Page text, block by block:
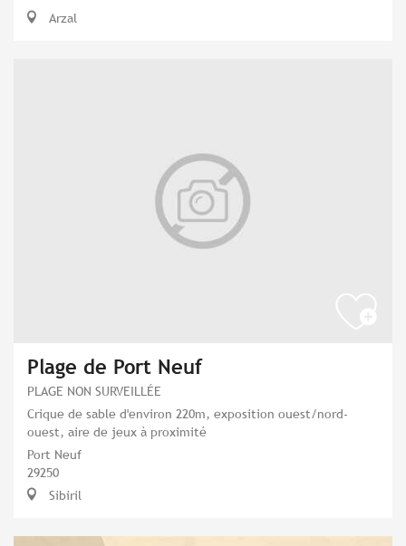
Arzal
Plage de Port Neuf
PLAGE NON SURVEILLÉE
Crique de sable d'environ 220m, exposition ouest/nord-
ouest, aire de jeux à proximité
Port Neuf
29250
Sibiril